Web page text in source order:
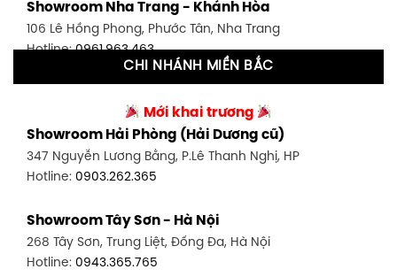
591 Hoàng Văn Thụ, P. 4, Tân Bình, TP HCM
Hotline:0906.256.759
Showroom Tân Bình 2 - TP. HCM
0986.71.8448
Showroom Thuận An - Bình Dương
66 đường DT743, An Phú, Thuận An, Bình Dương
Showroom Biên Hòa - Đồng Nai
452 Nguyễn Ái Quốc, Tân Tiến, TP. Biên Hòa, Đồng Nai
Showroom Nha Trang - Khánh Hòa
106 Lê Hồng Phong, Phước Tân, Nha Trang
Hotline:0961.963.463
27-29 Nguyễn Sỹ Sách, Hưng Bình, TP Vinh, Nghệ An
Hotline:0943.960.966
Showroom Buôn Ma Thuột
Hotline:0934.02.18.18
CHI NHÁNH MIỀN BẮC
Mới khai trương
Showroom Hải Phòng (Hải Dương cũ)
347 Nguyễn Lương Bằng, P.Lê Thanh Nghị, HP
Hotline: 0903.262.365
Showroom Tây Sơn - Hà Nội
268 Tây Sơn, Trung Liệt, Đống Đa, Hà Nội
Hotline: 0943.365.765